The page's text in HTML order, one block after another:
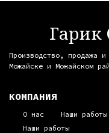
Гарик
Производство, продажа
Можайске и Можайском
КОМПАНИЯ
О нас Наши работы
Наши работы